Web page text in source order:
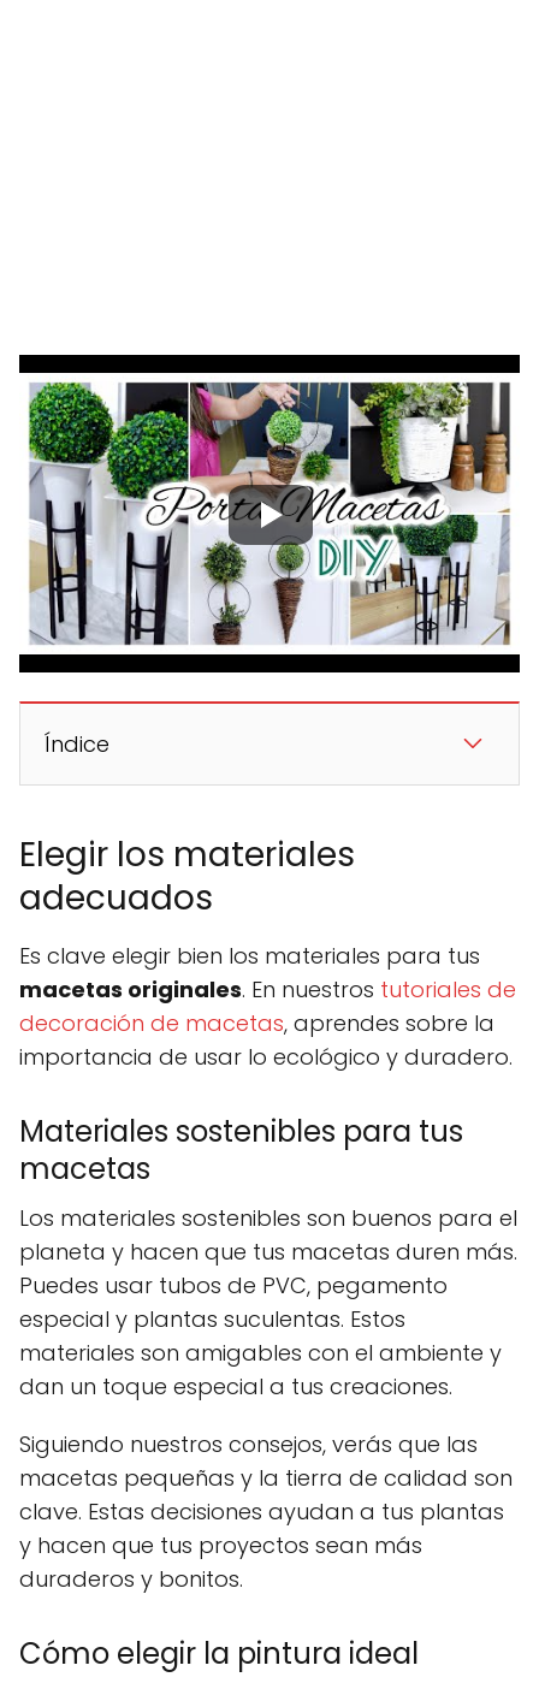
Índice
Elegir los materiales
adecuados
Es clave elegir bien los materiales para tus
macetas originales. En nuestros tutoriales de
decoración de macetas, aprendes sobre la
importancia de usar lo ecológico y duradero.
Materiales sostenibles para tus
macetas
Los materiales sostenibles son buenos para el
planeta y hacen que tus macetas duren más.
Puedes usar tubos de PVC, pegamento
especial y plantas suculentas. Estos
materiales son amigables con el ambiente y
dan un toque especial a tus creaciones.
Siguiendo nuestros consejos, verás que las
macetas pequeñas y la tierra de calidad son
clave. Estas decisiones ayudan a tus plantas
y hacen que tus proyectos sean más
duraderos y bonitos.
Cómo elegir la pintura ideal